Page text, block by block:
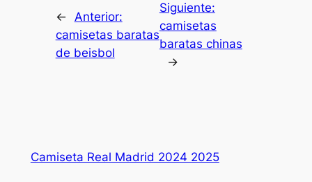
← Anterior:
camisetas baratas
de beisbol
Siguiente:
camisetas
baratas chinas
→
Camiseta Real Madrid 2024 2025